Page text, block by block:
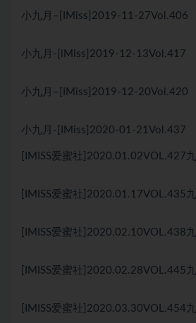
小九月–[IMiss]2019-11-27Vol.406
小九月-[lMiss]2019-12-13Vol.417
小九月–[IMiss]2019-12-20Vol.420
小九月-[IMiss]2020-01-21Vol.437
[IMISS爱蜜社]2020.01.02VOL.427
[IMISS爱蜜社]2020.01.17VOL.435
[IMISS爱蜜社]2020.02.10VOL.438
[IMISS爱蜜社]2020.02.28VOL.445
[IMISS爱蜜社]2020.03.30VOL.454